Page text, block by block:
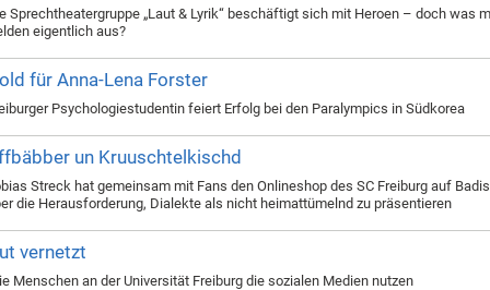
Sprechtheatergruppe „Laut & Lyrik“ beschäftigt sich mit Heroen – doch was
eigentlich aus?
für Anna-Lena Forster
Psychologiestudentin feiert Erfolg bei den Paralympics in Südkorea
un Kruuschtelkischd
Streck hat gemeinsam mit Fans den Onlineshop des SC Freiburg auf
die Herausforderung, Dialekte als nicht heimattümelnd zu präsentieren
vernetzt
Menschen an der Universität Freiburg die sozialen Medien nutzen